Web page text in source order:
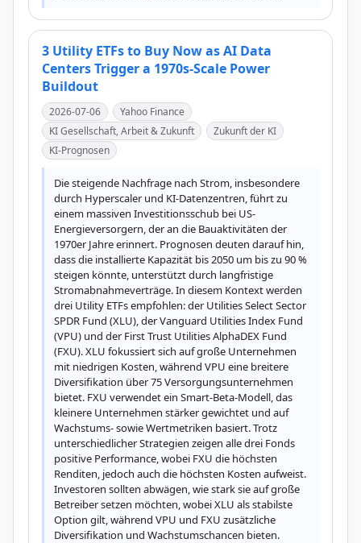
3 Utility ETFs to Buy Now as AI Data
Centers Trigger a 1970s-Scale Power
Buildout
2026-07-06
Yahoo Finance
KI Gesellschaft, Arbeit & Zukunft
Zukunft der KI
KI-Prognosen
Die steigende Nachfrage nach Strom, insbesondere
durch Hyperscaler und KI-Datenzentren, führt zu
einem massiven Investitionsschub bei US-
Energieversorgern, der an die Bauaktivitäten der
1970er Jahre erinnert. Prognosen deuten darauf hin,
dass die installierte Kapazität bis 2050 um bis zu 90 %
steigen könnte, unterstützt durch langfristige
Stromabnahmeverträge. In diesem Kontext werden
drei Utility ETFs empfohlen: der Utilities Select Sector
SPDR Fund (XLU), der Vanguard Utilities Index Fund
(VPU) und der First Trust Utilities AlphaDEX Fund
(FXU). XLU fokussiert sich auf große Unternehmen
mit niedrigen Kosten, während VPU eine breitere
Diversifikation über 75 Versorgungsunternehmen
bietet. FXU verwendet ein Smart-Beta-Modell, das
kleinere Unternehmen stärker gewichtet und auf
Wachstums- sowie Wertmetriken basiert. Trotz
unterschiedlicher Strategien zeigen alle drei Fonds
positive Performance, wobei FXU die höchsten
Renditen, jedoch auch die höchsten Kosten aufweist.
Investoren sollten abwägen, wie stark sie auf große
Betreiber setzen möchten, wobei XLU als stabilste
Option gilt, während VPU und FXU zusätzliche
Diversifikation und Wachstumschancen bieten.